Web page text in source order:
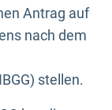
Antrag auf
nach dem
stellen.